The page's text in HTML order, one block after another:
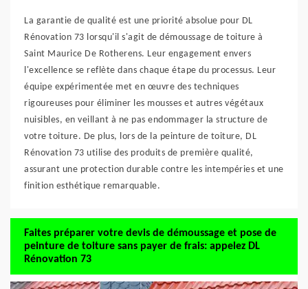
La garantie de qualité est une priorité absolue pour DL
Rénovation 73 lorsqu'il s'agit de démoussage de toiture à
Saint Maurice De Rotherens. Leur engagement envers
l'excellence se reflète dans chaque étape du processus. Leur
équipe expérimentée met en œuvre des techniques
rigoureuses pour éliminer les mousses et autres végétaux
nuisibles, en veillant à ne pas endommager la structure de
votre toiture. De plus, lors de la peinture de toiture, DL
Rénovation 73 utilise des produits de première qualité,
assurant une protection durable contre les intempéries et une
finition esthétique remarquable.
Faites préparer votre devis de démoussage et pose de
peinture de toiture sans payer de frais: appelez DL
Rénovation 73